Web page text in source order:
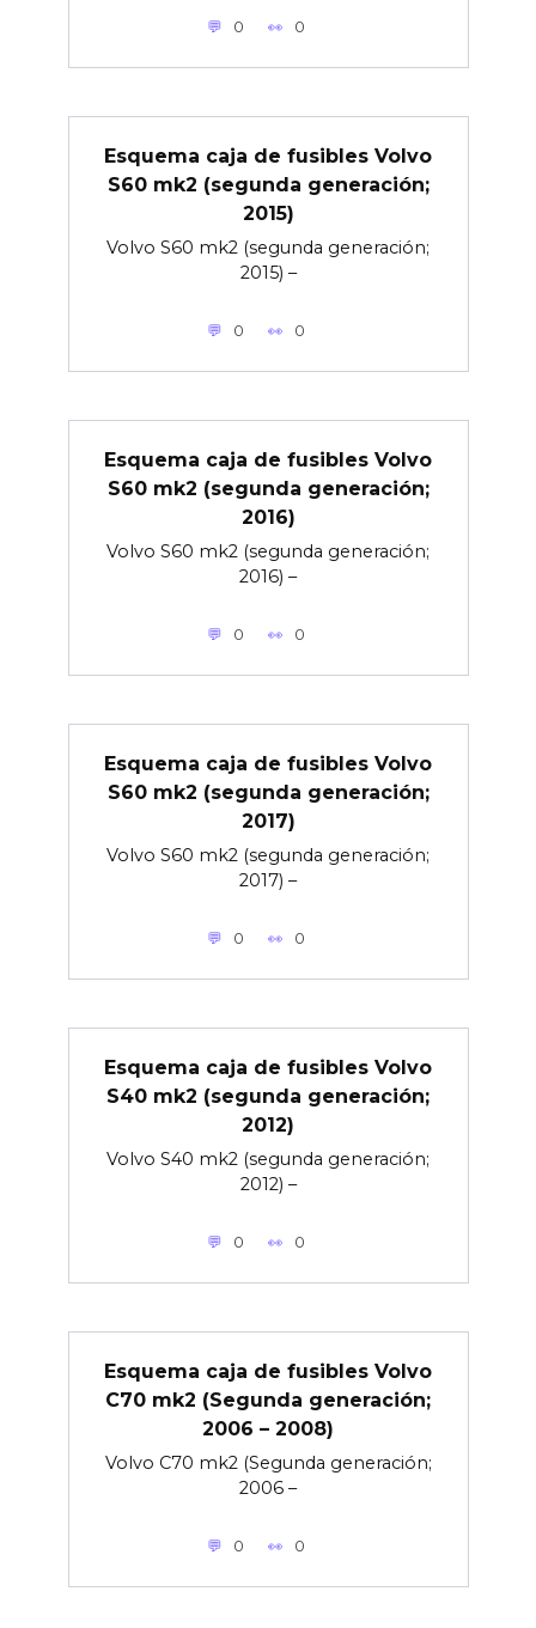
0 0
Esquema caja de fusibles Volvo
S60 mk2 (segunda generación;
2015)
Volvo S60 mk2 (segunda generación;
2015) –
0 0
Esquema caja de fusibles Volvo
S60 mk2 (segunda generación;
2016)
Volvo S60 mk2 (segunda generación;
2016) –
0 0
Esquema caja de fusibles Volvo
S60 mk2 (segunda generación;
2017)
Volvo S60 mk2 (segunda generación;
2017) –
0 0
Esquema caja de fusibles Volvo
S40 mk2 (segunda generación;
2012)
Volvo S40 mk2 (segunda generación;
2012) –
0 0
Esquema caja de fusibles Volvo
C70 mk2 (Segunda generación;
2006 – 2008)
Volvo C70 mk2 (Segunda generación;
2006 –
0 0